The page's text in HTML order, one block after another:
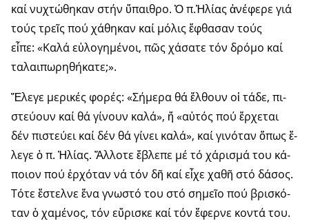
καί νυχτώθηκαν στήν ὕπαιθρο. Ὁ π.Ἠλίας ἀνέφερε γιά
τούς τρεῖς πού χάθηκαν καί μόλις ἔφθασαν τούς
εἶπε: «Καλά εὐλογημένοι, πῶς χάσατε τόν δρόμο καί
ταλαιπωρηθήκατε;».
Ἔ­λε­γε με­ρι­κές φο­ρές: «Σή­με­ρα θά ἔλ­θουν οἱ τά­δε, πι­
στεύ­ουν καί θά γί­νουν κα­λά», ἤ «αὐ­τός πού ἔρ­χε­ται
δέν πι­στεύ­ει­ καί δέν θά γί­νει κα­λά», καί γι­νό­ταν ὅ­πως ἔ­
λε­γε ὁ π. Ἠ­λί­ας. Ἄλ­λο­τε ἔ­βλε­πε μέ τό χά­ρι­σμά του κά­
ποι­ον πού ἐρ­χό­ταν νά τόν δῆ καί ­εἶ­χε χα­θῆ στό δά­σος.
Τό­τε ἔ­στελ­νε ἕνα γνω­στό του στό ση­μεῖ­ο πού βρι­σκό­
ταν ὁ χα­μέ­νος, τόν εὕ­ρι­σκε καί τόν ἔ­φερ­νε κο­ντά του.